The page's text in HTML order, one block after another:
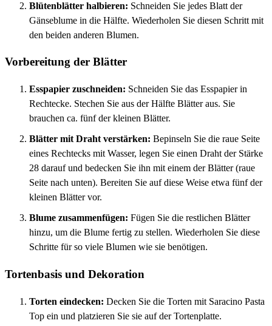
Blütenblätter halbieren: Schneiden Sie jedes Blatt der
Gänseblume in die Hälfte. Wiederholen Sie diesen Schritt mit
den beiden anderen Blumen.
Vorbereitung der Blätter
Esspapier zuschneiden: Schneiden Sie das Esspapier in
Rechtecke. Stechen Sie aus der Hälfte Blätter aus. Sie
brauchen ca. fünf der kleinen Blätter.
Blätter mit Draht verstärken: Bepinseln Sie die raue Seite
eines Rechtecks mit Wasser, legen Sie einen Draht der Stärke
28 darauf und bedecken Sie ihn mit einem der Blätter (raue
Seite nach unten). Bereiten Sie auf diese Weise etwa fünf der
kleinen Blätter vor.
Blume zusammenfügen: Fügen Sie die restlichen Blätter
hinzu, um die Blume fertig zu stellen. Wiederholen Sie diese
Schritte für so viele Blumen wie sie benötigen.
Tortenbasis und Dekoration
Torten eindecken: Decken Sie die Torten mit Saracino Pasta
Top ein und platzieren Sie sie auf der Tortenplatte.